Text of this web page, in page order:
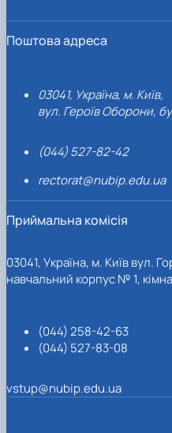
Поштова адреса
03041, Україна, м. Київ,
вул. Героїв Оборони,
(044) 527-82-42
rectorat@nubip.edu.ua
Приймальна комісія
03041, Україна, м. Київ вул.
навчальний корпус № 1,
(044) 258-42-63
(044) 527-83-08
vstup@nubip.edu.ua